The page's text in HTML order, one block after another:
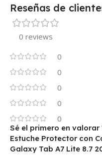
Reseñas de
0 reviews
0
0
0
0
0
Sé el primero en
Estuche Protector con
Galaxy Tab A7 Lite 8.7